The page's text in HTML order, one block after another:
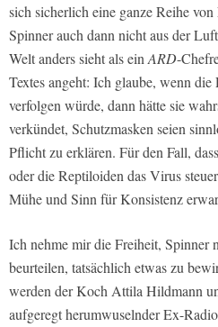
sich sicherlich eine ganze Reihe
Spinner auch dann nicht aus der
Welt anders sieht als einARD-
Textes angeht: Ich glaube, wenn
verfolgen würde, dann hätte sie
verkündet, Schutzmasken seien
Pflicht zu erklären. Für den Fall,
oder die Reptiloiden das Virus
Mühe und Sinn für Konsistenz
Ich nehme mir die Freiheit, Spinner
beurteilen, tatsächlich etwas zu
werden der Koch Attila Hildmann
aufgeregt herumwuselnder Ex-